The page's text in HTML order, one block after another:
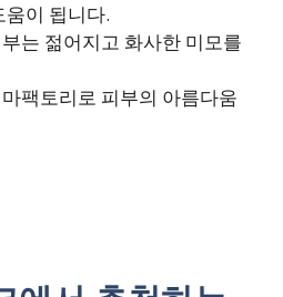
이 됩니다.
는 젊어지고 화사한 미모를
팩토리로 피부의 아름다움